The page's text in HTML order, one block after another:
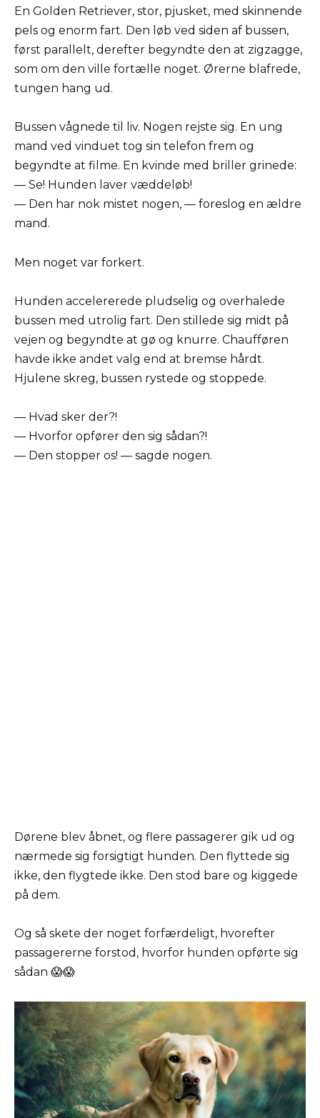
En Golden Retriever, stor, pjusket, med skinnende
pels og enorm fart. Den løb ved siden af bussen,
først parallelt, derefter begyndte den at zigzagge,
som om den ville fortælle noget. Ørerne blafrede,
tungen hang ud.
Bussen vågnede til liv. Nogen rejste sig. En ung
mand ved vinduet tog sin telefon frem og
begyndte at filme. En kvinde med briller grinede:
— Se! Hunden laver væddeløb!
— Den har nok mistet nogen, — foreslog en ældre
mand.
Men noget var forkert.
Hunden accelererede pludselig og overhalede
bussen med utrolig fart. Den stillede sig midt på
vejen og begyndte at gø og knurre. Chaufføren
havde ikke andet valg end at bremse hårdt.
Hjulene skreg, bussen rystede og stoppede.
— Hvad sker der?!
— Hvorfor opfører den sig sådan?!
— Den stopper os! — sagde nogen.
Dørene blev åbnet, og flere passagerer gik ud og
nærmede sig forsigtigt hunden. Den flyttede sig
ikke, den flygtede ikke. Den stod bare og kiggede
på dem.
Og så skete der noget forfærdeligt, hvorefter
passagererne forstod, hvorfor hunden opførte sig
sådan 😱😱